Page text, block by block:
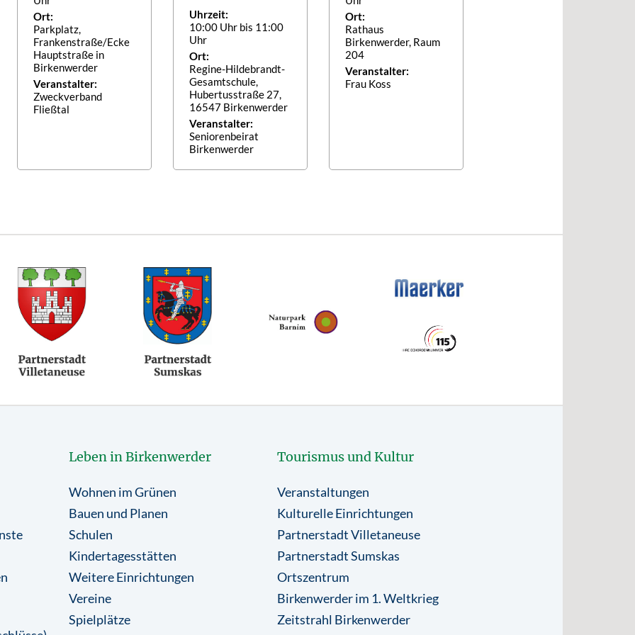
Ort:
Parkplatz,
Frankenstraße/Ecke
Hauptstraße in
Birkenwerder
Veranstalter:
Zweckverband
Fließtal
Uhrzeit:
10:00 Uhr bis 11:00
Uhr
Ort:
Regine-Hildebrandt-
Gesamtschule,
Hubertusstraße 27,
16547 Birkenwerder
Veranstalter:
Seniorenbeirat
Birkenwerder
Ort:
Rathaus
Birkenwerder, Raum
204
Veranstalter:
Frau Koss
Leben in Birkenwerder
Wohnen im Grünen
Bauen und Planen
Schulen
Kindertagesstätten
Weitere Einrichtungen
Vereine
Spielplätze
Tourismus und Kultur
Veranstaltungen
Kulturelle Einrichtungen
Partnerstadt Villetaneuse
Partnerstadt Sumskas
Ortszentrum
Birkenwerder im 1. Weltkrieg
Zeitstrahl Birkenwerder